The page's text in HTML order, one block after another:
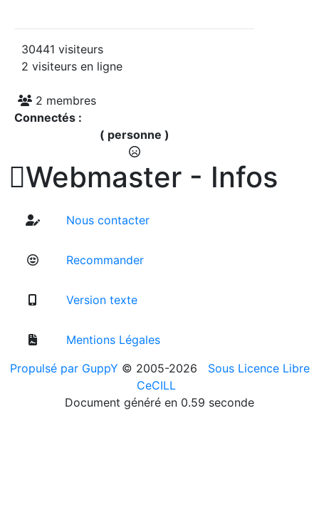
30441 visiteurs
2 visiteurs en ligne
2 membres
Connectés :
( personne )
Webmaster - Infos
Nous contacter
Recommander
Version texte
Mentions Légales
Propulsé par GuppY © 2005-2026
Sous Licence Libre
CeCILL
Document généré en 0.59 seconde